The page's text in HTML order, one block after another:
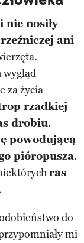
nie nosiły
ani
wygląd
za życia
rzadkiej
drobiu.
powodującą
pióropusza.
ras
do
mi